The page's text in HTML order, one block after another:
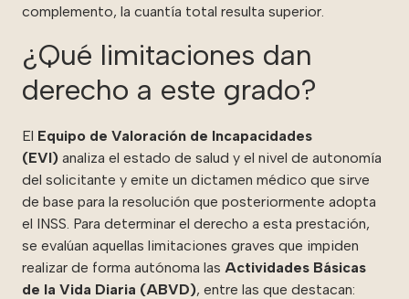
complemento, la cuantía total resulta superior.
¿Qué limitaciones dan
derecho a este grado?
El Equipo de Valoración de Incapacidades
(EVI) analiza el estado de salud y el nivel de autonomía
del solicitante y emite un dictamen médico que sirve
de base para la resolución que posteriormente adopta
el INSS. Para determinar el derecho a esta prestación,
se evalúan aquellas limitaciones graves que impiden
realizar de forma autónoma las Actividades Básicas
de la Vida Diaria (ABVD), entre las que destacan: